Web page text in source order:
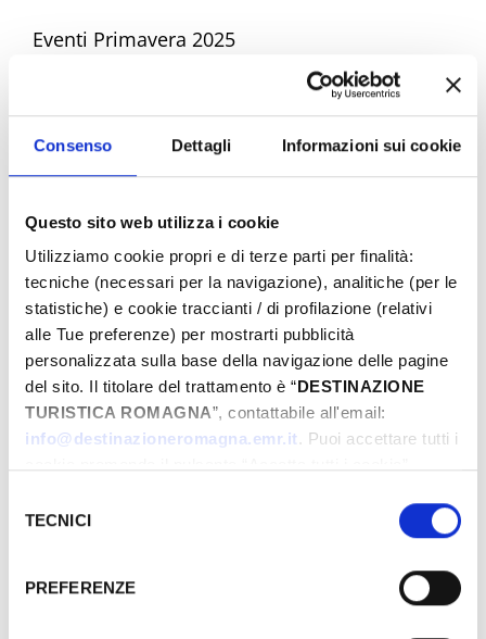
Consenso Dettagli Informazioni sui cookie
Questo sito web utilizza i cookie
Utilizziamo cookie propri e di terze parti per finalità:
tecniche (necessari per la navigazione), analitiche (per le
statistiche) e cookie traccianti / di profilazione (relativi
alle Tue preferenze) per mostrarti pubblicità
personalizzata sulla base della navigazione delle pagine
del sito. Il titolare del trattamento è “DESTINAZIONE
TURISTICA ROMAGNA”, contattabile all'email:
info@destinazioneromagna.emr.it. Puoi accettare tutti i
gestire le tue preferenze facendo clic su “Personalizza”.
Qualora acconsenti a tutti i cookie i Tuoi dati potranno
attualmente non fornisce garanzie idonee per il
delTECNICI
PREFERENZE
Eventi Primavera 2025
Spring Riviera Rimini Events
To
City
Types